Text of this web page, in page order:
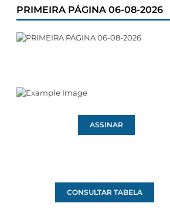
PRIMEIRA PÁGINA 06-08-2026
ASSINAR
CONSULTAR TABELA